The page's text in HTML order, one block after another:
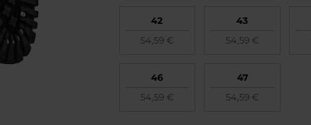
42
54,59 €
43
54,59 €
46
54,59 €
47
54,59 €